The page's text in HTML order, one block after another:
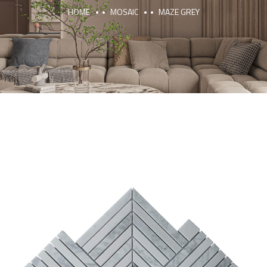
HOME MOSAIC MAZE GREY